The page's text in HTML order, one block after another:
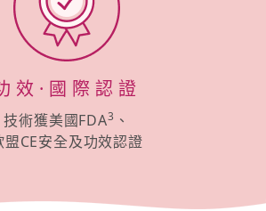
效·國際認證
技術獲美國FDA3 、
盟CE安全及功效認證